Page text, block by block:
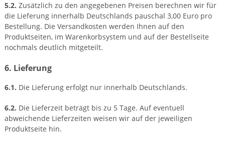
5.2. Zusätzlich zu den angegebenen Preisen berechnen wir für
die Lieferung innerhalb Deutschlands pauschal 3,00 Euro pro
Bestellung. Die Versandkosten werden Ihnen auf den
Produktseiten, im Warenkorbsystem und auf der Bestellseite
nochmals deutlich mitgeteilt.
6. Lieferung
6.1. Die Lieferung erfolgt nur innerhalb Deutschlands.
6.2. Die Lieferzeit beträgt bis zu 5 Tage. Auf eventuell
abweichende Lieferzeiten weisen wir auf der jeweiligen
Produktseite hin.